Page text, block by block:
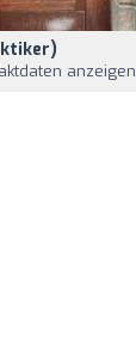
anzeigen